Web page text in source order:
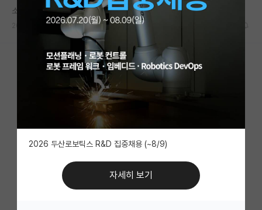
커뮤니티
커뮤니티 홈
전체글보기
베스트 게시판
IF 명예의전당
자유 게시판(아무개랩)
미국 유학 게시판
미국 대학원 합격 후기 게시판
소심한 존 폰 노이만
2025.12.26 0 1739
2026 두산로보틱스 R&D 집중채용 (~8/9)
자세히 보기